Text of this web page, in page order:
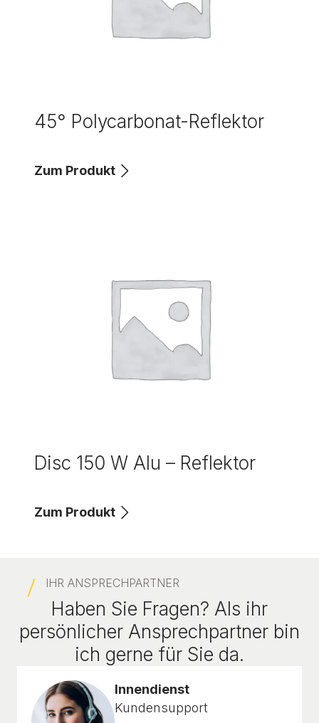
45° Polycarbonat-Reflektor
Zum Produkt
Disc 150 W Alu – Reflektor
Zum Produkt
IHR ANSPRECHPARTNER
Haben Sie Fragen? Als ihr
persönlicher Ansprechpartner bin
ich gerne für Sie da.
Innendienst
Kundensupport